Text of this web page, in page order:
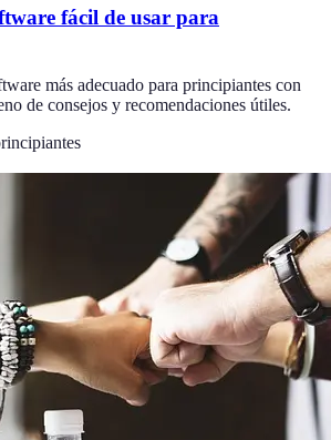
fácil de usar para
más adecuado para principiantes con
de consejos y recomendaciones útiles.